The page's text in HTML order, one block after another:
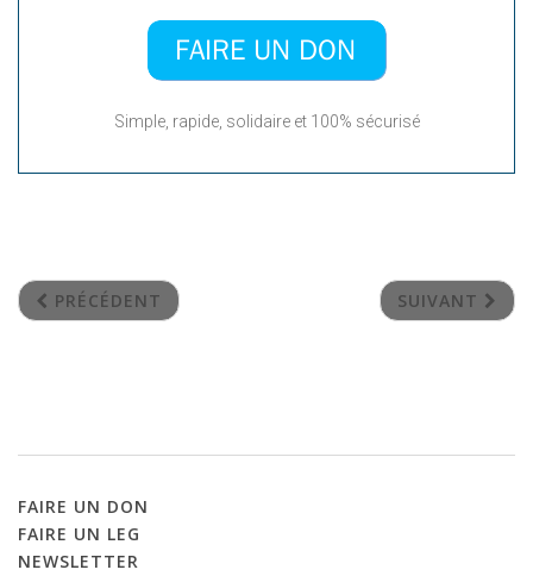
Simple, rapide, solidaire et 100% sécurisé
PRÉCÉDENT SUIVANT
FAIRE UN DON
FAIRE UN LEG
NEWSLETTER